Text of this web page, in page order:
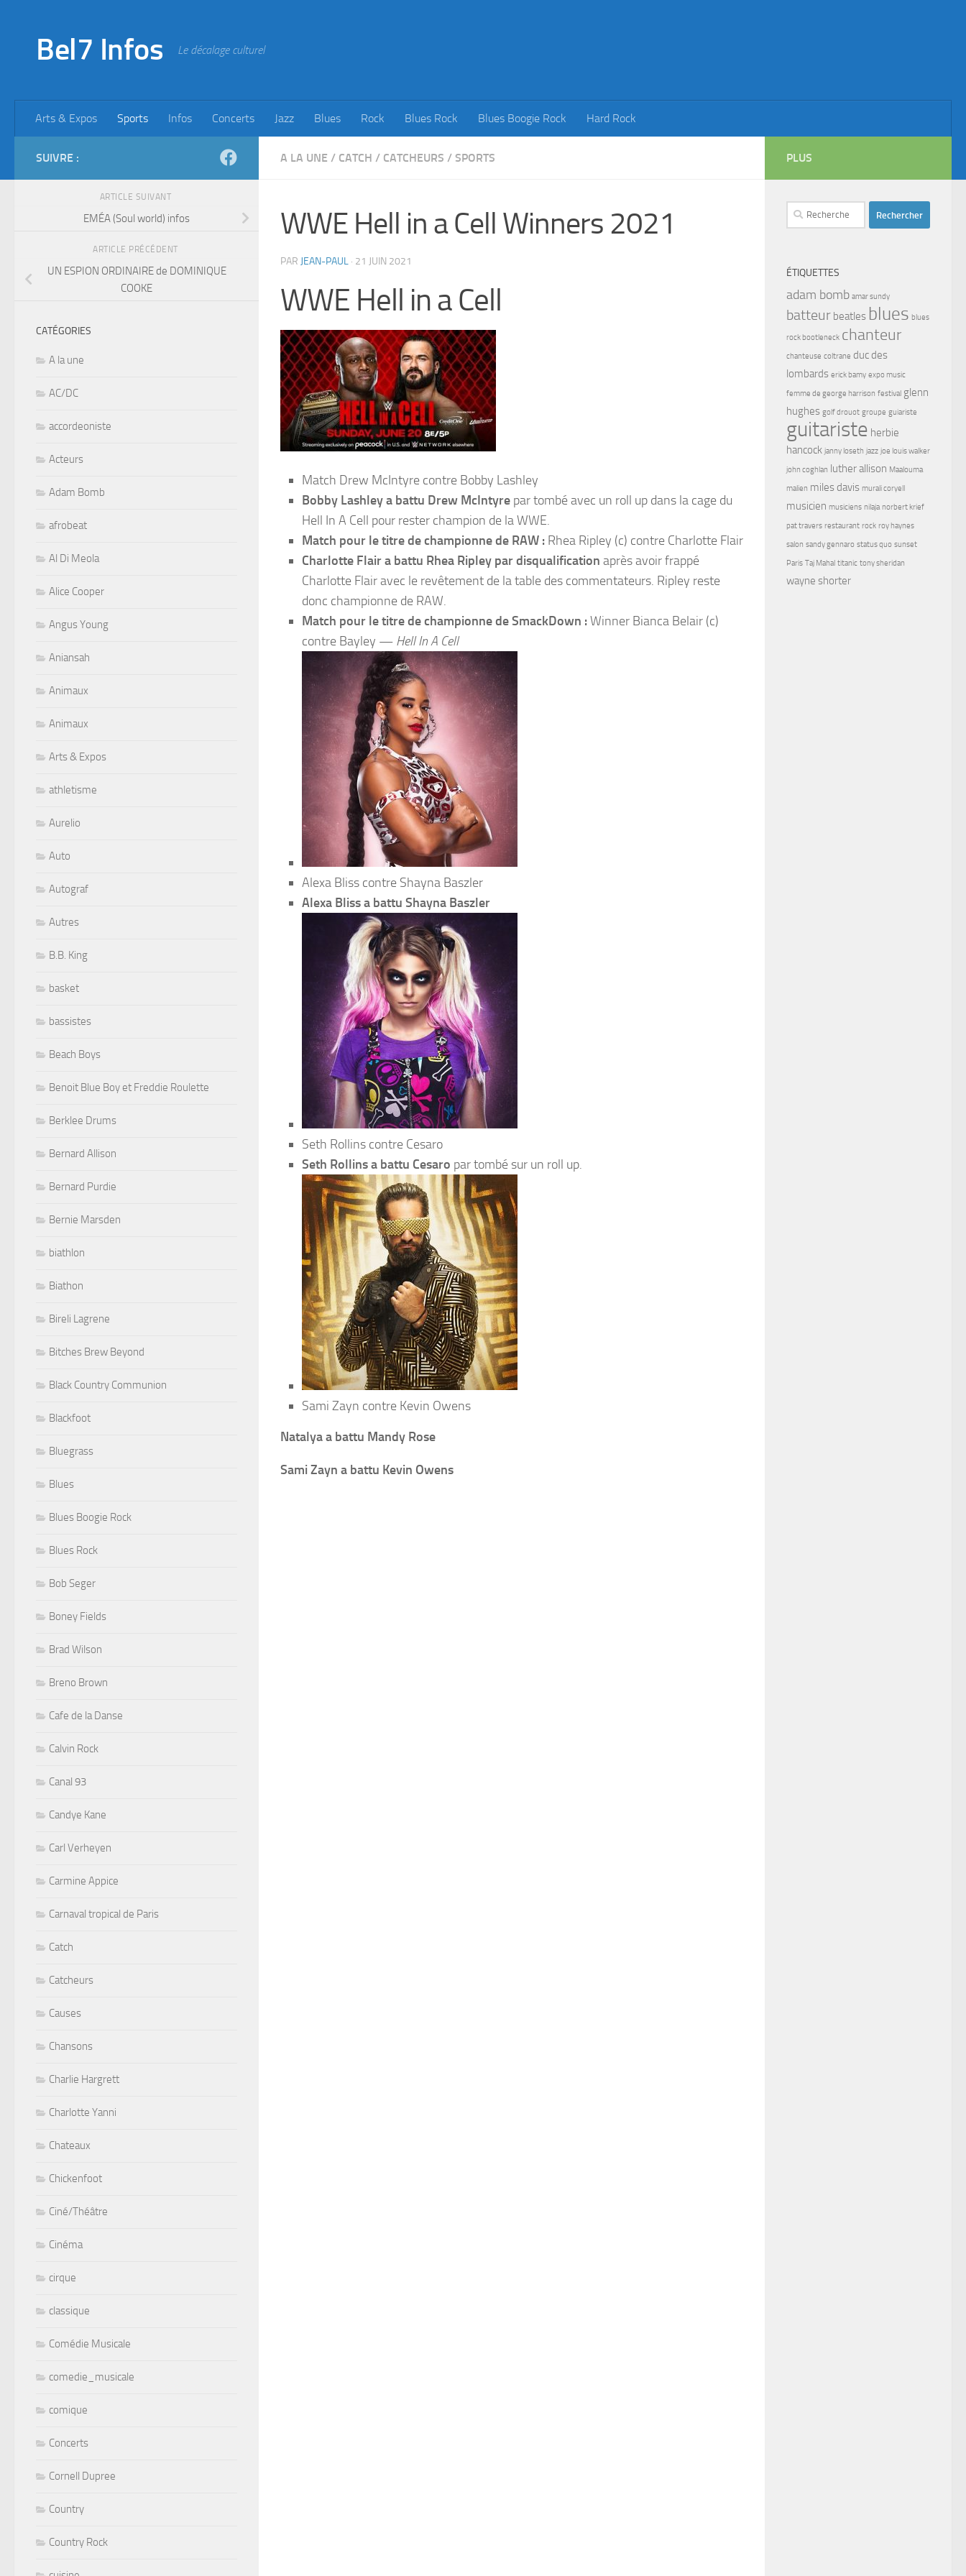
Bel7 Infos Le décalage culturel
Arts & Expos Sports Infos Concerts Jazz Blues Rock Blues Rock Blues Boogie Rock Hard Rock
A LA UNE / CATCH / CATCHEURS / SPORTS
WWE Hell in a Cell Winners 2021
PAR JEAN-PAUL · 21 JUIN 2021
WWE Hell in a Cell
Match Drew McIntyre contre Bobby Lashley
Bobby Lashley a battu Drew McIntyre par tombé avec un roll up dans la cage du
Hell In A Cell pour rester champion de la WWE.
Match pour le titre de championne de RAW : Rhea Ripley (c) contre Charlotte Flair
Charlotte Flair a battu Rhea Ripley par disqualification après avoir frappé
Charlotte Flair avec le revêtement de la table des commentateurs. Ripley reste
donc championne de RAW.
Match pour le titre de championne de SmackDown :Winner Bianca Belair (c)
contre Bayley — Hell In A Cell
Alexa Bliss contre Shayna Baszler
Alexa Bliss a battu Shayna Baszler
Seth Rollins contre Cesaro
Seth Rollins a battu Cesaro par tombé sur un roll up.
Sami Zayn contre Kevin Owens
Natalya a battu Mandy Rose
Sami Zayn a battu Kevin Owens
SUIVRE :
ARTICLE SUIVANT
EMÉA (Soul world) infos
ARTICLE PRÉCÉDENT
UN ESPION ORDINAIRE de DOMINIQUE
COOKE
CATÉGORIES
A la une
AC/DC
accordeoniste
Acteurs
Adam Bomb
afrobeat
Al Di Meola
Alice Cooper
Angus Young
Aniansah
Animaux
Animaux
Arts & Expos
athletisme
Aurelio
Auto
Autograf
Autres
B.B. King
basket
bassistes
Beach Boys
Benoit Blue Boy et Freddie Roulette
Berklee Drums
Bernard Allison
Bernard Purdie
Bernie Marsden
biathlon
Biathon
Bireli Lagrene
Bitches Brew Beyond
Black Country Communion
Blackfoot
Bluegrass
Blues
Blues Boogie Rock
Blues Rock
Bob Seger
Boney Fields
Brad Wilson
Breno Brown
Cafe de la Danse
Calvin Rock
Canal 93
Candye Kane
Carl Verheyen
Carmine Appice
Carnaval tropical de Paris
Catch
Catcheurs
Causes
Chansons
Charlie Hargrett
Charlotte Yanni
Chateaux
Chickenfoot
Ciné/Théâtre
Cinéma
cirque
classique
Comédie Musicale
comedie_musicale
comique
Concerts
Cornell Dupree
Country
Country Rock
PLUS
Rechercher :
ÉTIQUETTES
adam bomb amar sundy
batteur beatles blues blues
rock bootleneck chanteur
chanteuse coltrane duc des
lombards erick bamy expo music
femme de george harrison festival glenn
hughes golf drouot groupe guiariste
guitariste herbie
hancock janny loseth jazz joe louis walker
john coghlan luther allison Maalouma
malien miles davis murali coryell
musicien musiciens nilaja norbert krief
pat travers restaurant rock roy haynes
salon sandy gennaro status quo sunset
Paris Taj Mahal titanic tony sheridan
wayne shorter